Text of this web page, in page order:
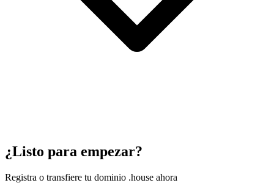
¿Listo para empezar?
Registra o transfiere tu dominio .house ahora